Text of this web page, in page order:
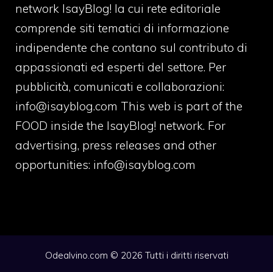
network IsayBlog! la cui rete editoriale
comprende siti tematici di informazione
indipendente che contano sul contributo di
appassionati ed esperti del settore. Per
pubblicità, comunicati e collaborazioni:
info@isayblog.com This web is part of the
FOOD inside the IsayBlog! network. For
advertising, press releases and other
opportunities: info@isayblog.com
Odealvino.com © 2026 Tutti i diritti riservati